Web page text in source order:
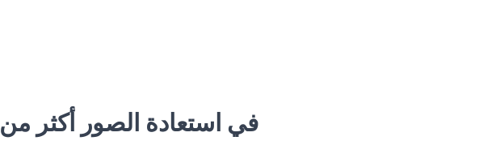
ساعدت Imgkits في استعادة الصور أكثر من 10,000 عميل سعيد